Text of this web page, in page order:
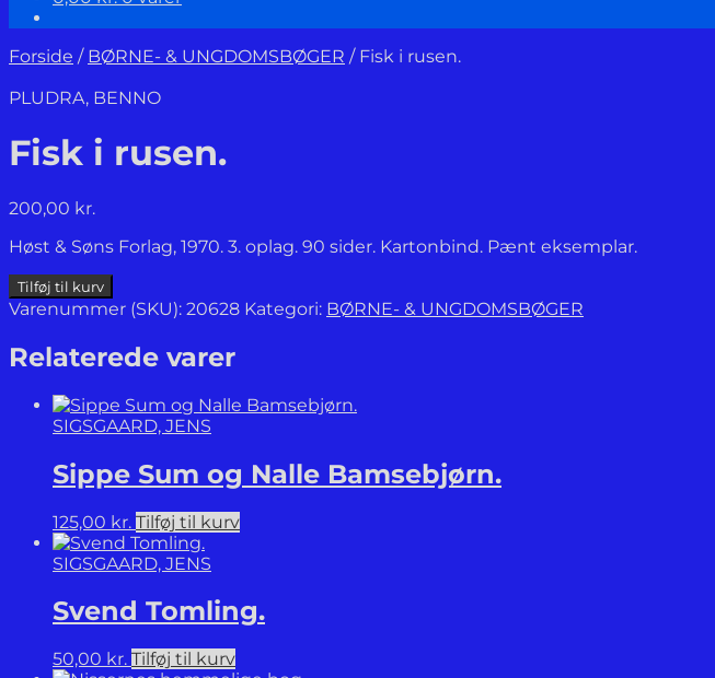
Forside / BØRNE- & UNGDOMSBØGER / Fisk i rusen.
PLUDRA, BENNO
Fisk i rusen.
200,00 kr.
Høst & Søns Forlag, 1970. 3. oplag. 90 sider. Kartonbind. Pænt eksemplar.
Fisk
i
antal
Tilføj til kurv
Varenummer (SKU): 20628 Kategori: BØRNE- & UNGDOMSBØGER
Relaterede varer
SIGSGAARD, JENS
Sippe Sum og Nalle Bamsebjørn.
125,00 kr. Tilføj til kurv
SIGSGAARD, JENS
Svend Tomling.
50,00 kr. Tilføj til kurv